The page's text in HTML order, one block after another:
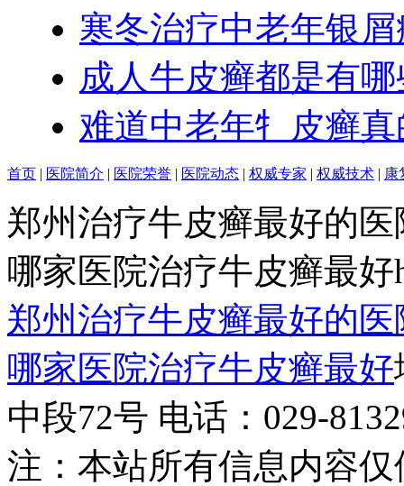
寒冬治疗中老年银
成人牛皮癣都是有
难道中老年牜皮癣
首页 | 医院简介 | 医院荣誉 | 医院动态 | 权威专家 | 权威技术 | 康
郑州治疗牛皮癣最好的
哪家医院治疗牛皮癣最好
郑州治疗牛皮癣最好的
哪家医院治疗牛皮癣最好
中段72号 电话：029-
注：本站所有信息内容